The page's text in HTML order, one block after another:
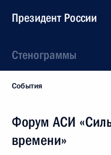
Президент России
Стенограммы
События
Форум АСИ
времени»